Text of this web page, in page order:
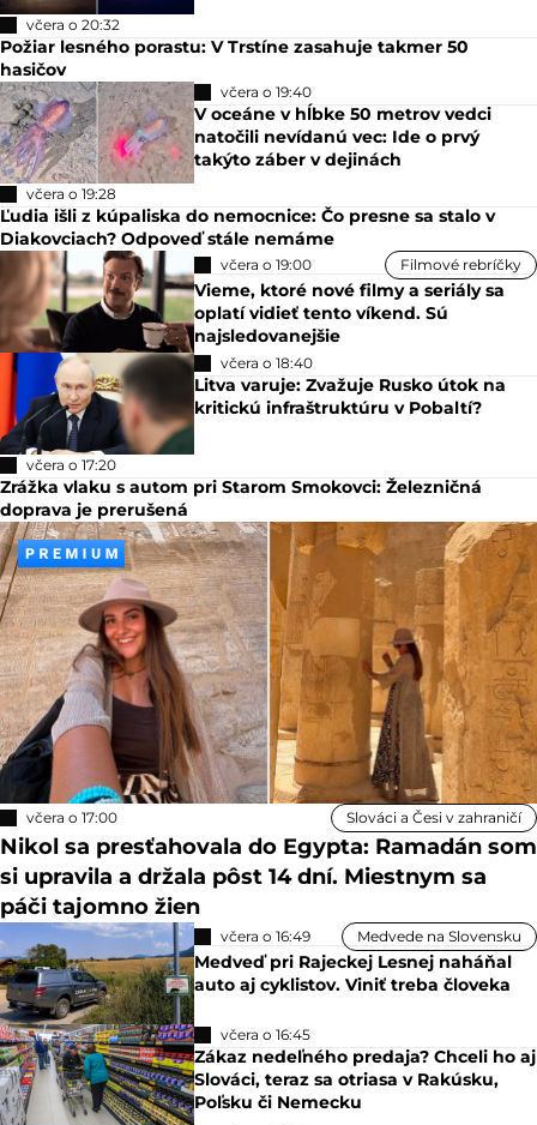
včera o 20:32
Požiar lesného porastu: V Trstíne zasahuje takmer 50
hasičov
včera o 19:40
V oceáne v hĺbke 50 metrov vedci
natočili nevídanú vec: Ide o prvý
takýto záber v dejinách
včera o 19:28
Ľudia išli z kúpaliska do nemocnice: Čo presne sa stalo v
Diakovciach? Odpoveď stále nemáme
včera o 19:00 Filmové rebríčky
Vieme, ktoré nové filmy a seriály sa
oplatí vidieť tento víkend. Sú
najsledovanejšie
včera o 18:40
Litva varuje: Zvažuje Rusko útok na
kritickú infraštruktúru v Pobaltí?
včera o 17:20
Zrážka vlaku s autom pri Starom Smokovci: Železničná
doprava je prerušená
včera o 17:00 Slováci a Česi v zahraničí
Nikol sa presťahovala do Egypta: Ramadán som
si upravila a držala pôst 14 dní. Miestnym sa
páči tajomno žien
včera o 16:49 Medvede na Slovensku
Medveď pri Rajeckej Lesnej naháňal
auto aj cyklistov. Viniť treba človeka
včera o 16:45
Zákaz nedeľného predaja? Chceli ho aj
Slováci, teraz sa otriasa v Rakúsku,
Poľsku či Nemecku